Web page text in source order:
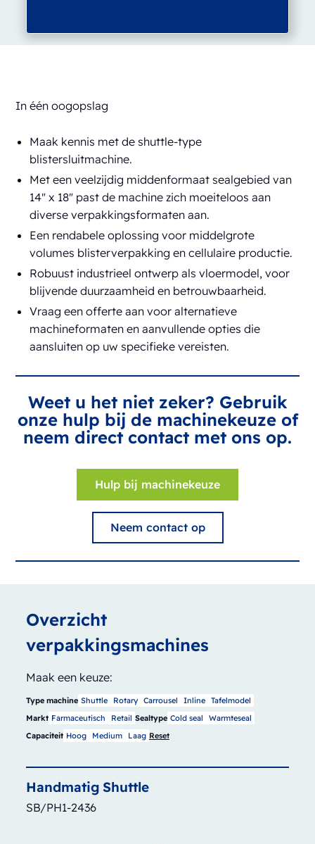
In één oogopslag
Maak kennis met de shuttle-type
blistersluitmachine.
Met een veelzijdig middenformaat sealgebied van
14" x 18" past de machine zich moeiteloos aan
diverse verpakkingsformaten aan.
Een rendabele oplossing voor middelgrote
volumes blisterverpakking en cellulaire productie.
Robuust industrieel ontwerp als vloermodel, voor
blijvende duurzaamheid en betrouwbaarheid.
Vraag een offerte aan voor alternatieve
machineformaten en aanvullende opties die
aansluiten op uw specifieke vereisten.
Weet u het niet zeker? Gebruik
onze hulp bij de machinekeuze of
neem direct contact met ons op.
Hulp bij machinekeuze
Neem contact op
Overzicht
verpakkingsmachines
Maak een keuze:
Type machine Shuttle Rotary Carrousel Inline Tafelmodel
Markt Farmaceutisch Retail Sealtype Cold seal
Warmteseal
Capaciteit Hoog Medium Laag Reset
Handmatig Shuttle
SB/PH1-2436